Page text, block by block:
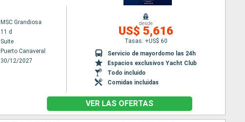
MSC Grandiosa
11 d
Suite
Puerto Canaveral
30/12/2027
desde
US$ 5,616
Tasas: +US$ 60
Servicio de mayordomo las 24h
Espacios exclusivos Yacht Club
Todo incluido
Comidas incluidas
VER LAS OFERTAS